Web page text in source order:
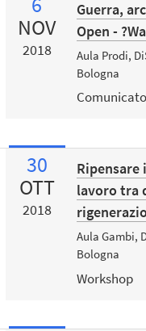
NOV
2018
Guerra,
Open -
Aula Prodi,
Bologna
30
OTT
2018
Ripensare
lavoro tra
Aula Gambi,
Bologna
Workshop